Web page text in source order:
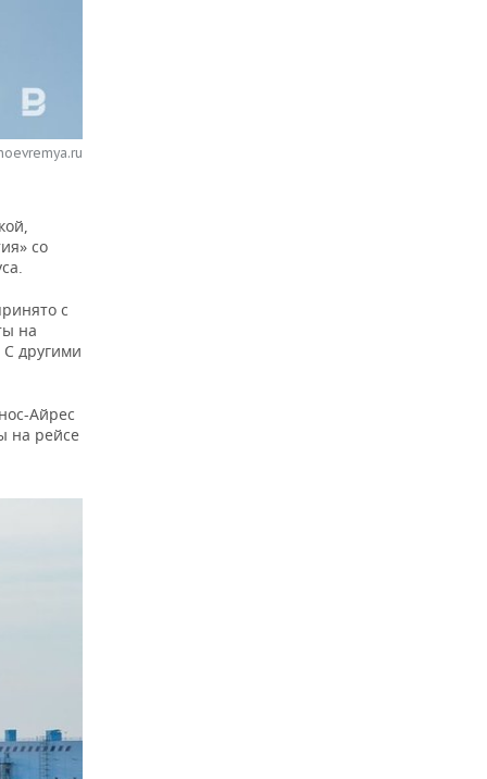
со
с
на
другими
Айрес
на рейсе